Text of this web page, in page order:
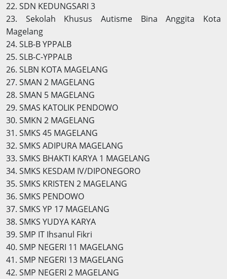
22. SDN KEDUNGSARI 3
23. Sekolah Khusus Autisme Bina Anggita Kota
Magelang
24. SLB-B YPPALB
25. SLB-C-YPPALB
26. SLBN KOTA MAGELANG
27. SMAN 2 MAGELANG
28. SMAN 5 MAGELANG
29. SMAS KATOLIK PENDOWO
30. SMKN 2 MAGELANG
31. SMKS 45 MAGELANG
32. SMKS ADIPURA MAGELANG
33. SMKS BHAKTI KARYA 1 MAGELANG
34. SMKS KESDAM IV/DIPONEGORO
35. SMKS KRISTEN 2 MAGELANG
36. SMKS PENDOWO
37. SMKS YP 17 MAGELANG
38. SMKS YUDYA KARYA
39. SMP IT Ihsanul Fikri
40. SMP NEGERI 11 MAGELANG
41. SMP NEGERI 13 MAGELANG
42. SMP NEGERI 2 MAGELANG